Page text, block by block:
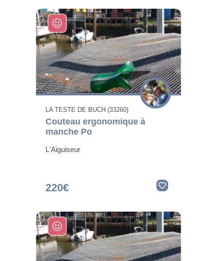
LA TESTE DE BUCH (33260)
Couteau ergonomique à
manche Po
L'Aiguiseur
220€